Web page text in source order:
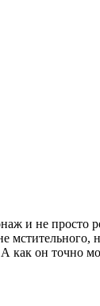
и не просто
как он точно